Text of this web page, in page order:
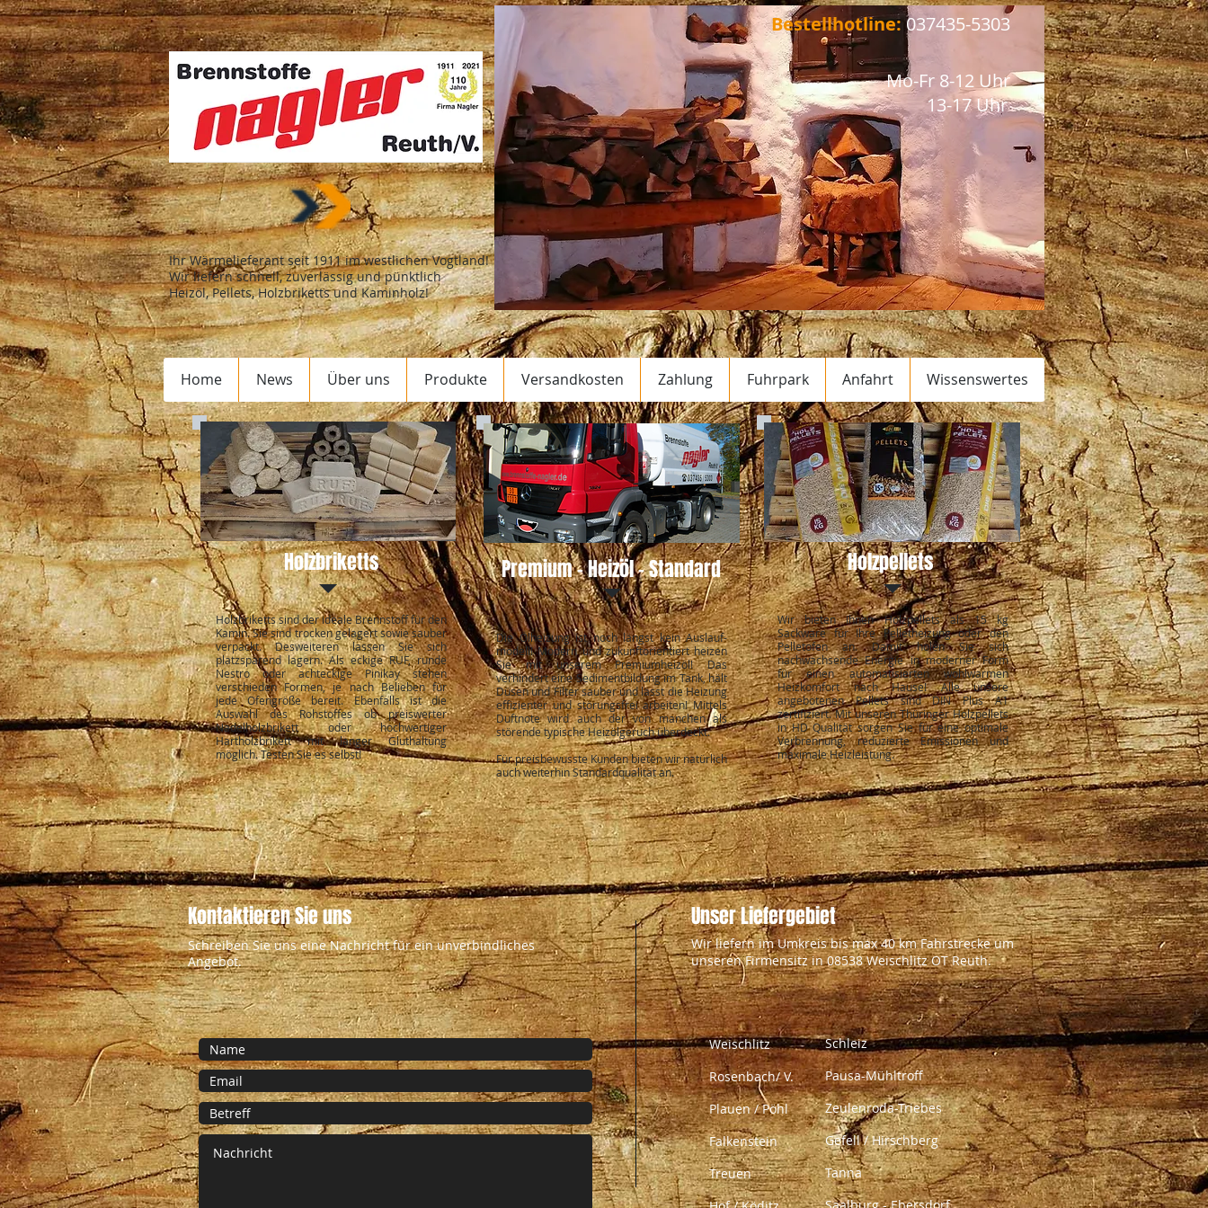
Ihr Wärmelieferant seit 1911 im westlichen Vogtland!
Wir liefern schnell, zuverlässig und pünktlich
Heizöl, Pellets, Holzbriketts und Kaminholz!
Bestellhotline: 037435-5303​​
Mo-Fr 8-12 Uhr
13-17 Uhr
Home News Über uns Produkte Versandkosten Zahlung Fuhrpark Anfahrt Wissenswertes
Holzbriketts
Holzbriketts sind der ideale Brennstoff für den
Kamin. Sie sind trocken gelagert sowie sauber
verpackt. Desweiteren lassen Sie sich
platzsparend lagern. Als eckige RUF, runde
Nestro oder achteckige Pinikay stehen
verschieden Formen, je nach Belieben für
jede Ofengröße bereit. Ebenfalls ist die
Auswahl des Rohstoffes ob preiswerter
Nadelholzbrikett oder hochwertiger
Hartholzbrikett mit langer Gluthaltung
möglich. Testen Sie es selbst!
Premium - Heizöl - Standard
Die Ölheizung ist noch längst kein Auslauf-
modell! Modern und zukunftorientiert heizen
Sie mit unserem Premiumheizöl! Das
verhindert eine Sedimentbildung im Tank, hält
Düsen und Filter sauber und lässt die Heizung
effizienter und störungsfrei arbeiten! Mittels
Duftnote wird auch der von manchen als
störende typische Heizölgeruch überdeckt.
Für preisbewusste Kunden bieten wir natürlich
auch weiterhin Standardqualität an.
Holzpellets
Wir bieten Ihnen Holzpellets als 15 kg
Sackware für Ihre Pelletheizung oder den
Pelletofen an. Damit holen Sie sich
nachwachsende Energie in moderner Form
für einen automatisierten wohlwarmen
Heizkomfort nach Hause! Alle unsere
angebotenen Pellets sind DIN Plus A1
zertifiziert. Mit unseren Thüringer Holzpellets
in HD Qualität sorgen Sie für eine optimale
Verbrennung, reduzierte Emissionen und
maximale Heizleistung.
Kontaktieren Sie uns
Schreiben Sie uns eine Nachricht für ein unverbindliches
Angebot.
Unser Liefergebiet
Wir liefern im Umkreis bis max 40 km Fahrstrecke um
unseren Firmensitz in 08538 Weischlitz OT Reuth.
Weischlitz
Rosenbach/ V.
Plauen / Pöhl
Falkenstein
Treuen
Schleiz
Pausa-Mühltroff
Zeulenroda-Triebes
Gefell / Hirschberg
Tanna